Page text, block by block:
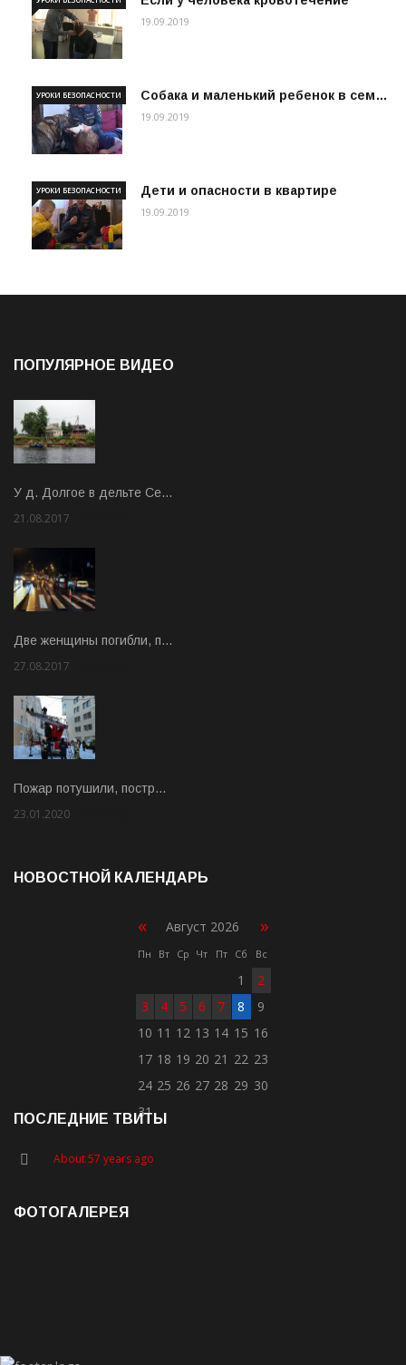
19.09.2019
Собака и маленький ребенок в сем…
УРОКИ БЕЗОПАСНОСТИ
19.09.2019
Дети и опасности в квартире
УРОКИ БЕЗОПАСНОСТИ
19.09.2019
ПОПУЛЯРНОЕ ВИДЕО
У д. Долгое в дельте Се…
21.08.2017
Две женщины погибли, п…
27.08.2017
Пожар потушили, постр…
23.01.2020
НОВОСТНОЙ КАЛЕНДАРЬ
« Август 2026 »
Пн Вт Ср Чт Пт Сб Вс
1
2
3
4 5 6 7 8
9
10 11 12 13 14 15 16
17 18 19 20 21 22 23
24 25 26 27 28 29 30
31
ПОСЛЕДНИЕ ТВИТЫ
About 57 years ago
ФОТОГАЛЕРЕЯ